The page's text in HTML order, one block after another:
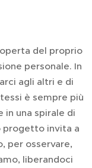
del proprio
personale. In
agli altri e di
è sempre più
in una spirale di
progetto invita a
per osservare,
liberandoci